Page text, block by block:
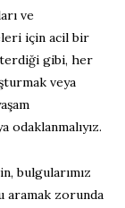
ve
için acil bir
gibi, her
veya
odaklanmalıyız.
bulgularımız
aramak zorunda